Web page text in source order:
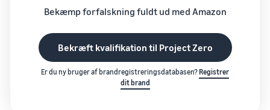
Bekæmp forfalskning fuldt ud med Amazon
Bekræft kvalifikation til Project Zero
Er du ny bruger af brandregistreringsdatabasen?Registrer
dit brand